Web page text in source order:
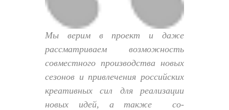
Мы верим в проект и даже
рассматриваем возможность
совместного производства новых
сезонов и привлечения российских
креативных сил для реализации
новых идей, а также со-